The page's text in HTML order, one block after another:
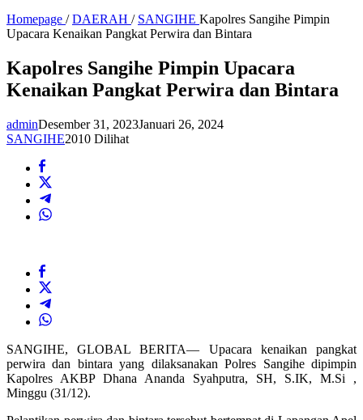
Homepage / DAERAH / SANGIHE Kapolres Sangihe Pimpin
Upacara Kenaikan Pangkat Perwira dan Bintara
Kapolres Sangihe Pimpin Upacara
Kenaikan Pangkat Perwira dan Bintara
adminDesember 31, 2023Januari 26, 2024
SANGIHE2010 Dilihat
SANGIHE, GLOBAL BERITA— Upacara kenaikan pangkat
perwira dan bintara yang dilaksanakan Polres Sangihe dipimpin
Kapolres AKBP Dhana Ananda Syahputra, SH, S.IK, M.Si ,
Minggu (31/12).